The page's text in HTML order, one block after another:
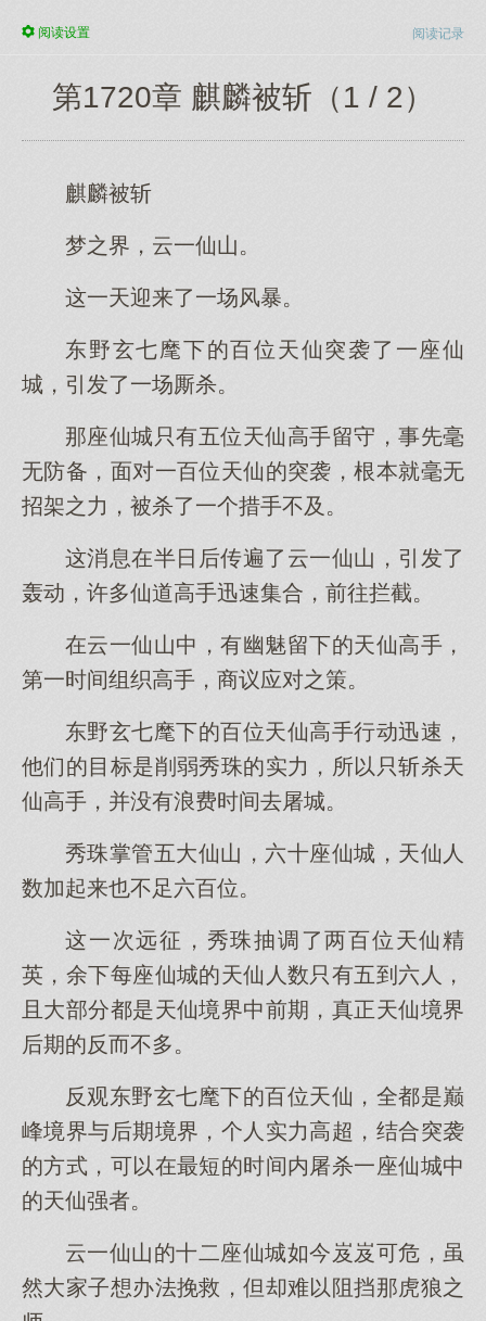
阅读记录
阅读设置
第1720章 麒麟被斩（1 / 2）
麒麟被斩
梦之界，云一仙山。
这一天迎来了一场风暴。
东野玄七麾下的百位天仙突袭了一座仙
城，引发了一场厮杀。
那座仙城只有五位天仙高手留守，事先毫
无防备，面对一百位天仙的突袭，根本就毫无
招架之力，被杀了一个措手不及。
这消息在半日后传遍了云一仙山，引发了
轰动，许多仙道高手迅速集合，前往拦截。
在云一仙山中，有幽魅留下的天仙高手，
第一时间组织高手，商议应对之策。
东野玄七麾下的百位天仙高手行动迅速，
他们的目标是削弱秀珠的实力，所以只斩杀天
仙高手，并没有浪费时间去屠城。
秀珠掌管五大仙山，六十座仙城，天仙人
数加起来也不足六百位。
这一次远征，秀珠抽调了两百位天仙精
英，余下每座仙城的天仙人数只有五到六人，
且大部分都是天仙境界中前期，真正天仙境界
后期的反而不多。
反观东野玄七麾下的百位天仙，全都是巅
峰境界与后期境界，个人实力高超，结合突袭
的方式，可以在最短的时间内屠杀一座仙城中
的天仙强者。
云一仙山的十二座仙城如今岌岌可危，虽
然大家子想办法挽救，但却难以阻挡那虎狼之